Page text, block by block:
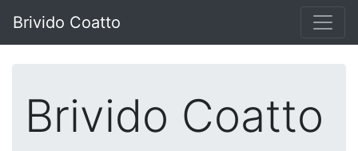
Brivido Coatto
Brivido Coatto